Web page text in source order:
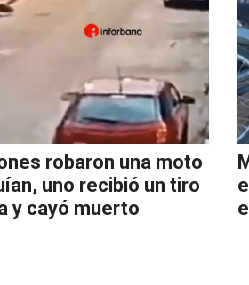
robaron una moto
uno recibió un tiro
y cayó muerto